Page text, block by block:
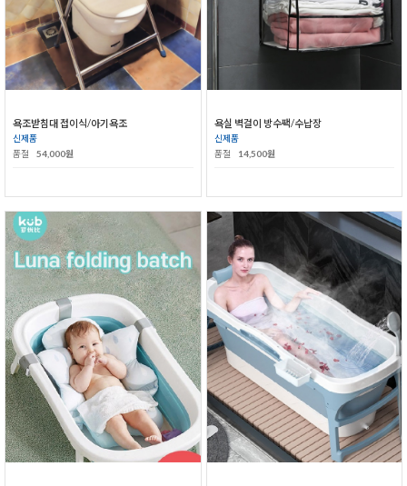
욕조받침대 접이식/아기욕조
신제품
품절
54,000원
욕실 벽걸이 방수팩/수납장
신제품
품절
14,500원